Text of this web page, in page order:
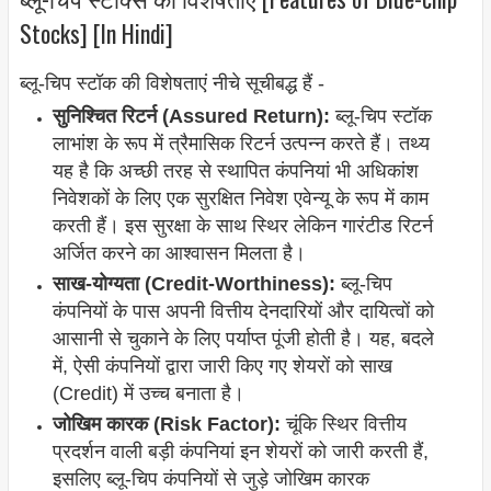
Stocks] [In Hindi]
ब्लू-चिप स्टॉक की विशेषताएं नीचे सूचीबद्ध हैं -
सुनिश्चित रिटर्न (Assured Return): ब्लू-चिप स्टॉक
लाभांश के रूप में त्रैमासिक रिटर्न उत्पन्न करते हैं। तथ्य
यह है कि अच्छी तरह से स्थापित कंपनियां भी अधिकांश
निवेशकों के लिए एक सुरक्षित निवेश एवेन्यू के रूप में काम
करती हैं। इस सुरक्षा के साथ स्थिर लेकिन गारंटीड रिटर्न
अर्जित करने का आश्वासन मिलता है।
साख-योग्यता (Credit-Worthiness): ब्लू-चिप
कंपनियों के पास अपनी वित्तीय देनदारियों और दायित्वों को
आसानी से चुकाने के लिए पर्याप्त पूंजी होती है। यह, बदले
में, ऐसी कंपनियों द्वारा जारी किए गए शेयरों को साख
(Credit) में उच्च बनाता है।
जोखिम कारक (Risk Factor): चूंकि स्थिर वित्तीय
प्रदर्शन वाली बड़ी कंपनियां इन शेयरों को जारी करती हैं,
इसलिए ब्लू-चिप कंपनियों से जुड़े जोखिम कारक